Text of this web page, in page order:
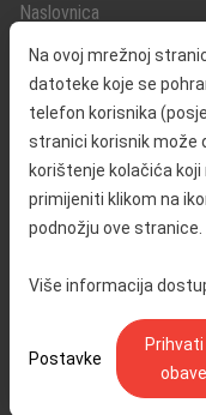
Na ovoj mrežnoj
datoteke koje se
telefon korisnika
stranici korisnik može
korištenje kolačića
primijeniti klikom na
podnožju ove stranice.
Više informacija
Postavke
Naslovnica
O nama
Kontakt
Javna nabava
Odnosi s javnošću